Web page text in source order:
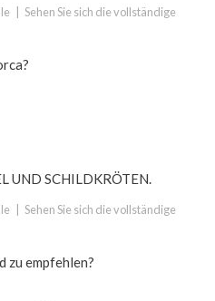
Sehen Sie sich die vollständige
UND SCHILDKRÖTEN.
Sehen Sie sich die vollständige
zu empfehlen?